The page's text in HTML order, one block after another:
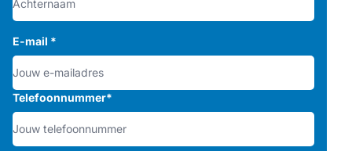
E-mail *
Telefoonnummer*